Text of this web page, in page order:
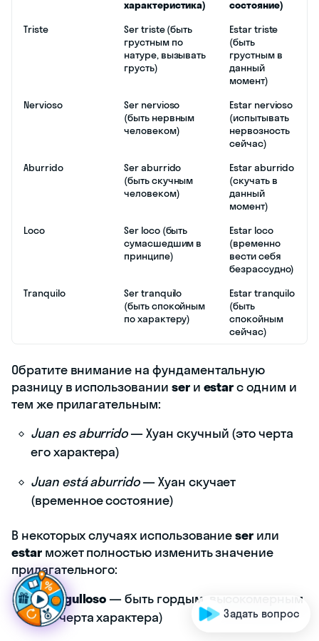
характеристика)
состояние)
Triste
Ser triste (быть
грустным по
натуре, вызывать
грусть)
Estar triste
(быть
грустным в
данный
момент)
Nervioso
Ser nervioso
(быть нервным
человеком)
Estar nervioso
(испытывать
нервозность
сейчас)
Aburrido
Ser aburrido
(быть скучным
человеком)
Estar aburrido
(скучать в
данный
момент)
Loco
Ser loco (быть
сумасшедшим в
принципе)
Estar loco
(временно
вести себя
безрассудно)
Tranquilo
Ser tranquilo
(быть спокойным
по характеру)
Estar tranquilo
(быть
спокойным
сейчас)
Обратите внимание на фундаментальную
разницу в использовании serи estarс одним и
тем же прилагательным:
Juan es aburrido— Хуан скучный (это черта
его характера)
Juan está aburrido— Хуан скучает
(временное состояние)
В некоторых случаях использованиеser или
estarможет полностью изменить значение
прилагательного:
Ser orgulloso— быть гордым, высокомерным
(как черта характера)
Задать вопрос